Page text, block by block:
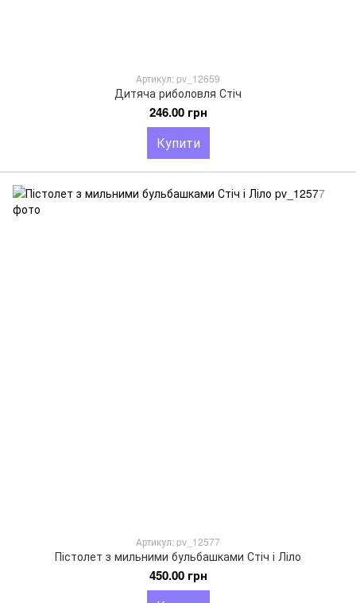
Артикул: pv_12659
Дитяча риболовля Стіч
246.00 грн
Купити
Артикул: pv_12577
Пістолет з мильними бульбашками Стіч і Ліло
450.00 грн